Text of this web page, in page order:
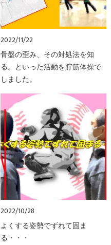
2022/11/22
骨盤の歪み、その対処法を知
る。といった活動を貯筋体操で
しました。
2022/10/28
よくする姿勢でずれて固ま
る・・・